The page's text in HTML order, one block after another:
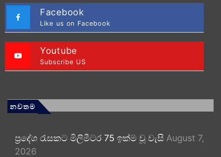
Facebook
Like us on Facebook
Youtube
Subscribe US
නවතම
ප්‍රදේශ රැසකට මිලිමීටර 75 ඉක්ම වූ වැසි August 7,
2026